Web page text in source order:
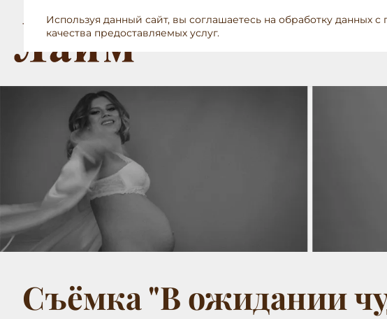
Съёмка "В ожидании
Используя данный сайт, вы соглашаетесь на обработку данных
качества предоставляемых услуг.